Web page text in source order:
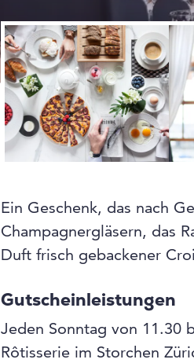
Ein Geschenk, das nach
Champagnergläsern, das
Duft frisch gebackener
Gutscheinleistungen
Jeden Sonntag von 11.30
Rôtisserie im Storchen